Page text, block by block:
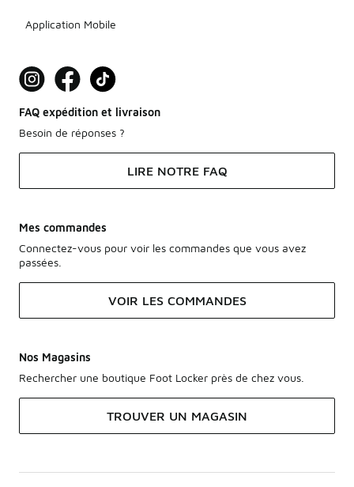
Application Mobile
FAQ expédition et livraison
Besoin de réponses ?
LIRE NOTRE FAQ
Mes commandes
Connectez-vous pour voir les commandes que vous avez
passées.
VOIR LES COMMANDES
Nos Magasins
Rechercher une boutique Foot Locker près de chez vous.
TROUVER UN MAGASIN